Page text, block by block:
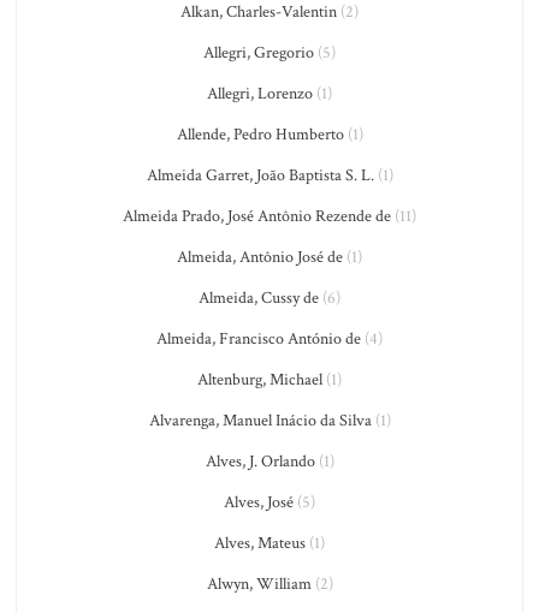
Alkan, Charles-Valentin (2)
Allegri, Gregorio (5)
Allegri, Lorenzo (1)
Allende, Pedro Humberto(1)
Almeida Garret, João Baptista S. L.(1)
Almeida Prado, José Antônio Rezende de (11)
Almeida, Antônio José de (1)
Almeida, Cussy de (6)
Almeida, Francisco António de (4)
Altenburg, Michael (1)
Alvarenga, Manuel Inácio da Silva(1)
Alves, J. Orlando(1)
Alves, José (5)
Alves, Mateus (1)
Alwyn, William(2)